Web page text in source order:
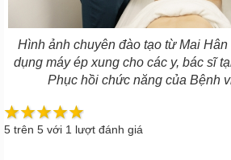
Hình ảnh chuyên đào tạo từ Mai
dụng máy ép xung cho các y, bác sĩ
Phục hồi chức năng của Bệnh
5 trên 5 với 1 lượt đánh giá